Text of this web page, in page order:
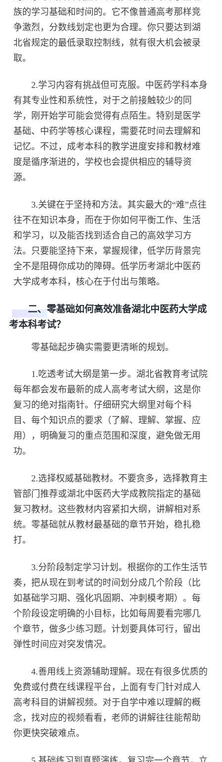
族的学习基础和时间的。它不像普通高考那样竞
争激烈，分数线划定也更为合理。你只要达到湖
北省规定的最低录取控制线，就有很大机会被录
取。
2.学习内容有挑战但可克服。中医药学科本身
有其专业性和系统性，对于之前接触较少的同
学，刚开始学可能会觉得有点陌生。特别是医学
基础、中药学等核心课程，需要花时间去理解和
记忆。不过，成考本科的教学进度安排和教材难
度是循序渐进的，学校也会提供相应的辅导资
源。
3.关键在于坚持和方法。其实最大的“难”点往
往不在知识本身，而在于你如何平衡工作、生活
和学习，以及能否找到适合自己的高效学习方
法。只要能坚持下来，掌握规律，低学历背景完
全不是阻碍你成功的障碍。低学历考湖北中医药
大学成考本科，核心在于付出与策略。
二、零基础如何高效准备湖北中医药大学成
考本科考试？
零基础起步确实需要更清晰的规划。
1.吃透考试大纲是第一步。湖北省教育考试院
每年都会发布最新的成人高考考试大纲，这是你
复习的绝对指南针。仔细研究大纲里对每个科
目、每个知识点的要求（了解、理解、掌握、应
用），明确复习的重点范围和深度，避免做无用
功。
2.选择权威基础教材。不要贪多，选择教育主
管部门推荐或湖北中医药大学成教院指定的基础
复习教材。这些教材内容紧扣大纲，讲解相对系
统。零基础就从教材最基础的章节开始，稳扎稳
打。
3.分阶段制定学习计划。根据你的工作生活节
奏，把从现在到考试的时间划分成几个阶段（比
如基础学习期、强化巩固期、冲刺模考期）。每
个阶段设定明确的小目标，比如每周要看完哪几
个章节，做多少练习题。计划要具体可行，留出
弹性时间应对突发情况。
4.善用线上资源辅助理解。现在有很多优质的
免费或付费在线课程平台，上面有专门针对成人
高考科目的讲解视频。对于自学中难以理解的概
念，找对应的视频看看，老师的讲解往往能帮助
你更快突破难点。